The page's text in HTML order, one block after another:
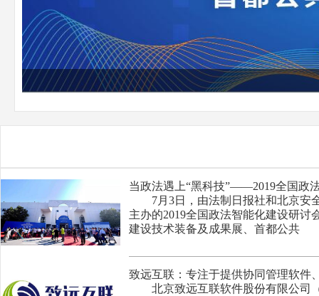
当政法遇上“黑科技”——2019全国政
7月3日，由法制日报社和北京安
主办的2019全国政法智能化建设研讨
建设技术装备及成果展、首都公共
致远互联：专注于提供协同管理软件
北京致远互联软件股份有限公司（